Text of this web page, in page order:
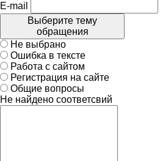
E-mail
Выберите тему
обращения
Не выбрано
Ошибка в тексте
Работа с сайтом
Регистрация на сайте
Общие вопросы
Не найдено соответсвий